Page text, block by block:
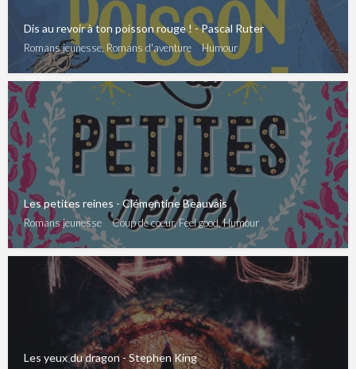
Dis au revoir à ton poisson rouge ! - Pascal Ruter
Romans jeunesse, Romans d'aventure Humour
Les petites reines - Clémentine Beauvais
Romans jeunesse Coup de coeur, Feel good, Humour
Les yeux du dragon - Stephen King